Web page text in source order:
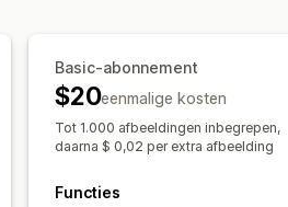
Basic-abonnement
$20eenmalige kosten
Tot 1.000 afbeeldingen inbegrepen,
daarna $ 0,02 per extra afbeelding
Functies